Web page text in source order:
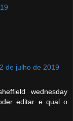
2 de julho de 2019
wednesday
editar e qual o